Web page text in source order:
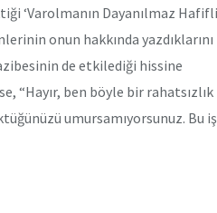
‘Varolmanın Dayanılmaz
onun hakkında yazdıklarını
de etkilediği hissine
“Hayır, ben böyle bir rahatsızlık
umursamıyorsunuz. Bu